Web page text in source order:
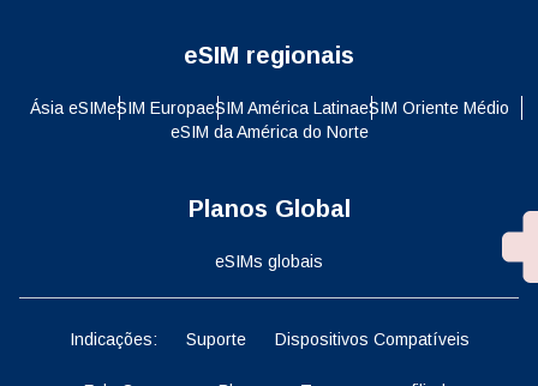
eSIM regionais
Ásia eSIMeSIM EuropaeSIM América LatinaeSIM Oriente Médio
eSIM da América do Norte
Planos Global
eSIMs globais
Indicações: Suporte Dispositivos Compatíveis